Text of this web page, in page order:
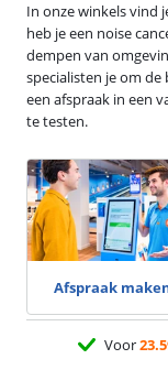
In onze winkels vind
heb je een noise
dempen van
specialisten je om
een afspraak in een
te testen.
Afspraak
Voor